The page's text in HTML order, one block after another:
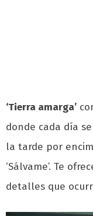
‘Tierra amarga’
donde cada día
la tarde por
‘Sálvame’. Te
detalles que